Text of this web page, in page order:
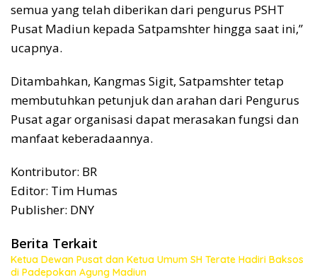
semua yang telah diberikan dari pengurus PSHT
Pusat Madiun kepada Satpamshter hingga saat ini,”
ucapnya.
Ditambahkan, Kangmas Sigit, Satpamshter tetap
membutuhkan petunjuk dan arahan dari Pengurus
Pusat agar organisasi dapat merasakan fungsi dan
manfaat keberadaannya.
Kontributor: BR
Editor: Tim Humas
Publisher: DNY
Berita Terkait
Ketua Dewan Pusat dan Ketua Umum SH Terate Hadiri Baksos
di Padepokan Agung Madiun